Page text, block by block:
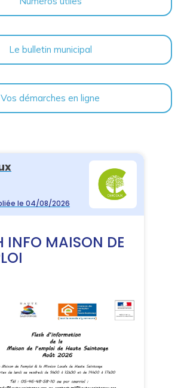
Le bulletin municipal
Vos démarches en ligne